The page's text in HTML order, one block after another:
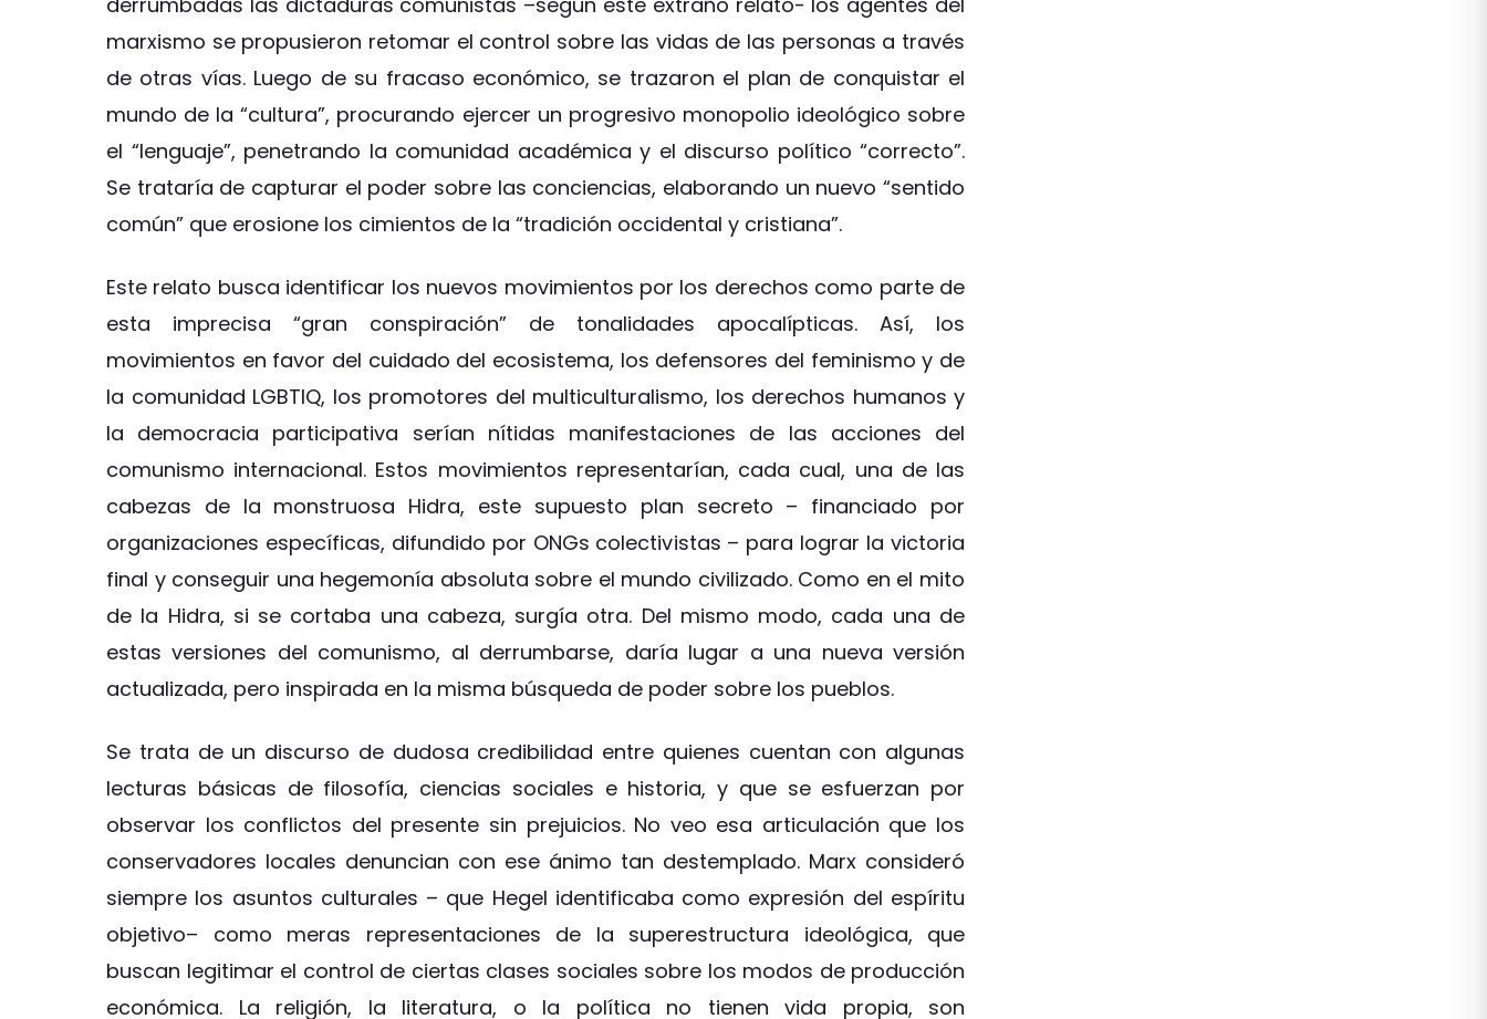
marxismo se propusieron retomar el control sobre las vidas de las personas a través
de otras vías. Luego de su fracaso económico, se trazaron el plan de conquistar el
mundo de la “cultura”, procurando ejercer un progresivo monopolio ideológico sobre
el “lenguaje”, penetrando la comunidad académica y el discurso político “correcto”.
Se trataría de capturar el poder sobre las conciencias, elaborando un nuevo “sentido
común” que erosione los cimientos de la “tradición occidental y cristiana”.
Este relato busca identificar los nuevos movimientos por los derechos como parte de
esta imprecisa “gran conspiración” de tonalidades apocalípticas. Así, los
movimientos en favor del cuidado del ecosistema, los defensores del feminismo y de
la comunidad LGBTIQ, los promotores del multiculturalismo, los derechos humanos y
la democracia participativa serían nítidas manifestaciones de las acciones del
comunismo internacional. Estos movimientos representarían, cada cual, una de las
cabezas de la monstruosa Hidra, este supuesto plan secreto – financiado por
organizaciones específicas, difundido por ONGs colectivistas – para lograr la victoria
final y conseguir una hegemonía absoluta sobre el mundo civilizado. Como en el mito
de la Hidra, si se cortaba una cabeza, surgía otra. Del mismo modo, cada una de
estas versiones del comunismo, al derrumbarse, daría lugar a una nueva versión
actualizada, pero inspirada en la misma búsqueda de poder sobre los pueblos.
Se trata de un discurso de dudosa credibilidad entre quienes cuentan con algunas
lecturas básicas de filosofía, ciencias sociales e historia, y que se esfuerzan por
observar los conflictos del presente sin prejuicios. No veo esa articulación que los
conservadores locales denuncian con ese ánimo tan destemplado. Marx consideró
siempre los asuntos culturales – que Hegel identificaba como expresión del espíritu
objetivo– como meras representaciones de la superestructura ideológica, que
buscan legitimar el control de ciertas clases sociales sobre los modos de producción
económica. La religión, la literatura, o la política no tienen vida propia, son